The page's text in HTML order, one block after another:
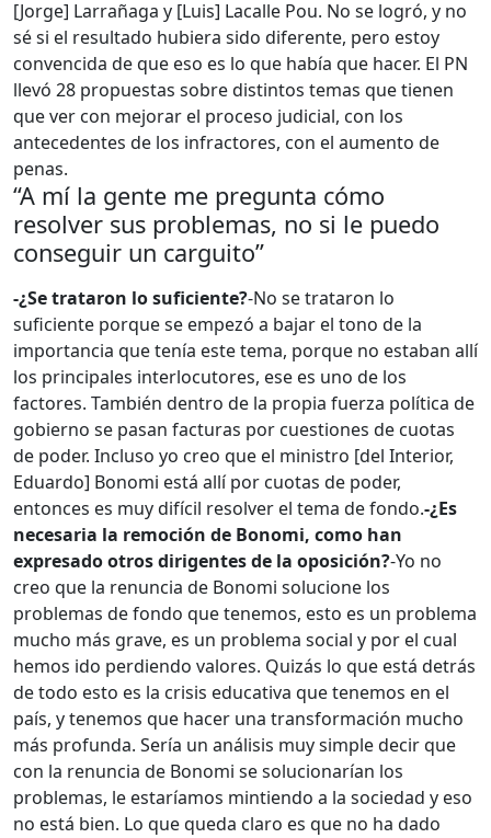
[Jorge] Larrañaga y [Luis] Lacalle Pou. No se logró, y no
sé si el resultado hubiera sido diferente, pero estoy
convencida de que eso es lo que había que hacer. El PN
llevó 28 propuestas sobre distintos temas que tienen
que ver con mejorar el proceso judicial, con los
antecedentes de los infractores, con el aumento de
penas.
“A mí la gente me pregunta cómo
resolver sus problemas, no si le puedo
conseguir un carguito”
-¿Se trataron lo suficiente?-No se trataron lo
suficiente porque se empezó a bajar el tono de la
importancia que tenía este tema, porque no estaban allí
los principales interlocutores, ese es uno de los
factores. También dentro de la propia fuerza política de
gobierno se pasan facturas por cuestiones de cuotas
de poder. Incluso yo creo que el ministro [del Interior,
Eduardo] Bonomi está allí por cuotas de poder,
entonces es muy difícil resolver el tema de fondo.-¿Es
necesaria la remoción de Bonomi, como han
expresado otros dirigentes de la oposición?-Yo no
creo que la renuncia de Bonomi solucione los
problemas de fondo que tenemos, esto es un problema
mucho más grave, es un problema social y por el cual
hemos ido perdiendo valores. Quizás lo que está detrás
de todo esto es la crisis educativa que tenemos en el
país, y tenemos que hacer una transformación mucho
más profunda. Sería un análisis muy simple decir que
con la renuncia de Bonomi se solucionarían los
problemas, le estaríamos mintiendo a la sociedad y eso
no está bien. Lo que queda claro es que no ha dado